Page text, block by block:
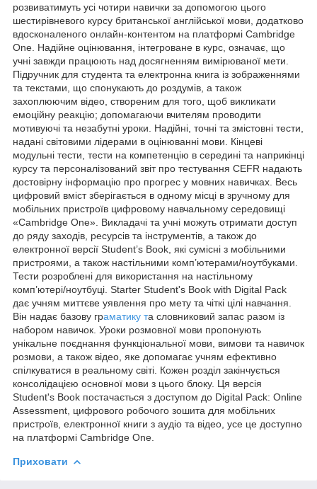
розвиватимуть усі чотири навички за допомогою цього
шестирівневого курсу британської англійської мови, додатково
вдосконаленого онлайн-контентом на платформі Cambridge
One. Надійне оцінювання, інтегроване в курс, означає, що
учні завжди працюють над досягненням вимірюваної мети.
Підручник для студента та електронна книга із зображеннями
та текстами, що спонукають до роздумів, а також
захоплюючим відео, створеним для того, щоб викликати
емоційну реакцію; допомагаючи вчителям проводити
мотивуючі та незабутні уроки. Надійні, точні та змістовні тести,
надані світовими лідерами в оцінюванні мови. Кінцеві
модульні тести, тести на компетенцію в середині та наприкінці
курсу та персоналізований звіт про тестування CEFR надають
достовірну інформацію про прогрес у мовних навичках. Весь
цифровий вміст зберігається в одному місці в зручному для
мобільних пристроїв цифровому навчальному середовищі
«Cambridge One». Викладачі та учні можуть отримати доступ
до ряду заходів, ресурсів та інструментів, а також до
електронної версії Student’s Book, які сумісні з мобільними
пристроями, а також настільними комп’ютерами/ноутбуками.
Тести розроблені для використання на настільному
комп’ютері/ноутбуці. Starter Student's Book with Digital Pack
дає учням миттєве уявлення про мету та чіткі цілі навчання.
Він надає базову граматику та словниковий запас разом із
набором навичок. Уроки розмовної мови пропонують
унікальне поєднання функціональної мови, вимови та навичок
розмови, а також відео, яке допомагає учням ефективно
спілкуватися в реальному світі. Кожен розділ закінчується
консолідацією основної мови з цього блоку. Ця версія
Student's Book постачається з доступом до Digital Pack: Online
Assessment, цифрового робочого зошита для мобільних
пристроїв, електронної книги з аудіо та відео, усе це доступно
на платформі Cambridge One.
Приховати